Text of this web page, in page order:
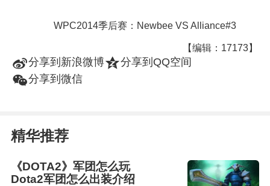
WPC2014季后赛：Newbee VS Alliance#3
【编辑：17173】
t分享到新浪微博z分享到QQ空间
w分享到微信
精华推荐
《DOTA2》军团怎么玩
Dota2军团怎么出装介绍